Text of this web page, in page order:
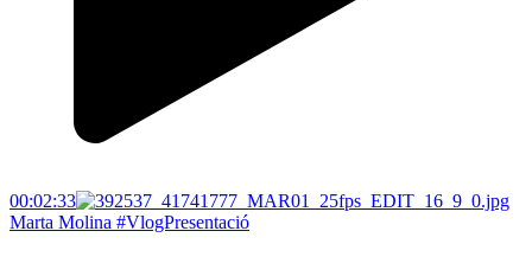
00:02:33
Marta Molina #VlogPresentació